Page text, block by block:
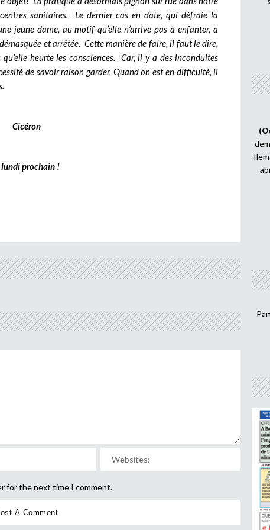
sanitaires. Le dernier cas en date, qui défraie la
jeune dame, au motif qu’elle n’arrive pas à enfanter, a
et arrêtée. Cette manière de faire, il faut le dire,
heurte les consciences. Car, il y a des inconduites
de savoir raison garder. Quand on est en difficulté, il
Cicéron
prochain !
for the next time I comment.